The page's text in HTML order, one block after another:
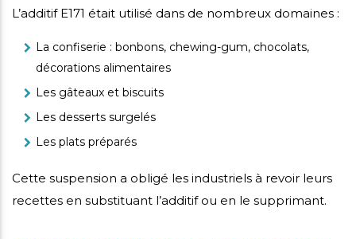
L’additif E171 était utilisé dans de nombreux domaines :
La confiserie : bonbons, chewing-gum, chocolats,
décorations alimentaires
Les gâteaux et biscuits
Les desserts surgelés
Les plats préparés
Cette suspension a obligé les industriels à revoir leurs
recettes en substituant l’additif ou en le supprimant.